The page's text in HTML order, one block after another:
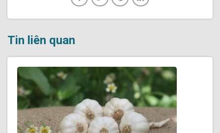
Tin liên quan